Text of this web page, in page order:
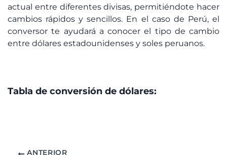
actual entre diferentes divisas, permitiéndote hacer
cambios rápidos y sencillos. En el caso de Perú, el
conversor te ayudará a conocer el tipo de cambio
entre dólares estadounidenses y soles peruanos.
Tabla de conversión de dólares:
ANTERIOR